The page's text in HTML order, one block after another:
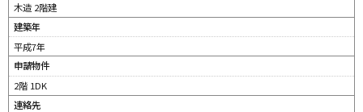
ン
ウ
開
ま
）
木造 2階建
建築年
平成7年
申請物件
2階 1DK
連絡先